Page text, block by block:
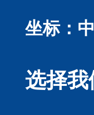
坐标：
选择我